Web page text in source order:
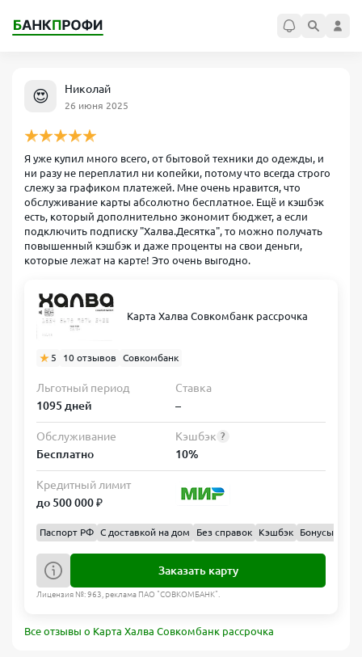
😍 Николай
26 июня 2025
Я уже купил много всего, от бытовой техники до одежды, и
ни разу не переплатил ни копейки, потому что всегда строго
слежу за графиком платежей. Мне очень нравится, что
обслуживание карты абсолютно бесплатное. Ещё и кэшбэк
есть, который дополнительно экономит бюджет, а если
подключить подписку "Халва.Десятка", то можно получать
повышенный кэшбэк и даже проценты на свои деньги,
которые лежат на карте! Это очень выгодно.
Карта Халва Совкомбанк рассрочка
5 10 отзывов Совкомбанк
Льготный период
1095 дней
Ставка
–
Обслуживание
Бесплатно
Кэшбэк ?
10%
Кредитный лимит
до 500 000 ₽
Паспорт РФ С доставкой на дом Без справок Кэшбэк Бонусы
Заказать карту
Лицензия №: 963, реклама ПАО "СОВКОМБАНК".
Все отзывы о Карта Халва Совкомбанк рассрочка